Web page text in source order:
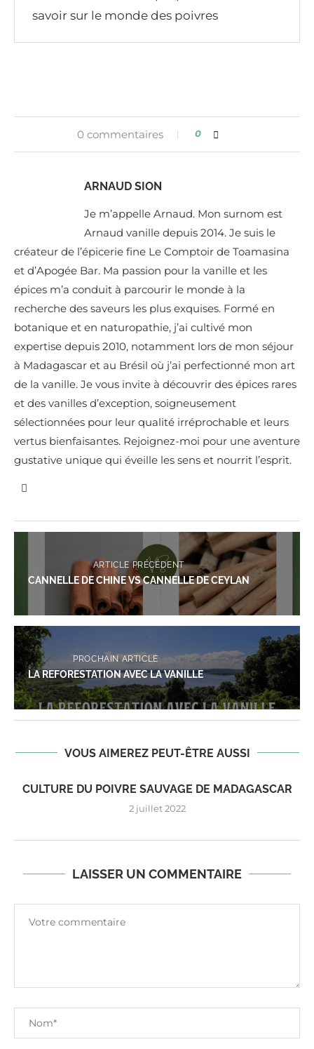
savoir sur le monde des poivres
0 commentaires 0
ARNAUD SION
Je m’appelle Arnaud. Mon surnom est
Arnaud vanille depuis 2014. Je suis le
créateur de l’épicerie fine Le Comptoir de Toamasina
et d’Apogée Bar. Ma passion pour la vanille et les
épices m’a conduit à parcourir le monde à la
recherche des saveurs les plus exquises. Formé en
botanique et en naturopathie, j’ai cultivé mon
expertise depuis 2010, notamment lors de mon séjour
à Madagascar et au Brésil où j’ai perfectionné mon art
de la vanille. Je vous invite à découvrir des épices rares
et des vanilles d’exception, soigneusement
sélectionnées pour leur qualité irréprochable et leurs
vertus bienfaisantes. Rejoignez-moi pour une aventure
gustative unique qui éveille les sens et nourrit l’esprit.
ARTICLE PRÉCÉDENT
CANNELLE DE CHINE VS CANNELLE DE CEYLAN
PROCHAIN ARTICLE
LA REFORESTATION AVEC LA VANILLE
VOUS AIMEREZ PEUT-ÊTRE AUSSI
CULTURE DU POIVRE SAUVAGE DE MADAGASCAR
2 juillet 2022
LAISSER UN COMMENTAIRE